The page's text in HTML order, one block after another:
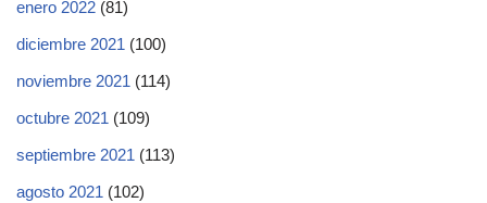
enero 2022 (81)
diciembre 2021 (100)
noviembre 2021 (114)
octubre 2021 (109)
septiembre 2021 (113)
agosto 2021 (102)